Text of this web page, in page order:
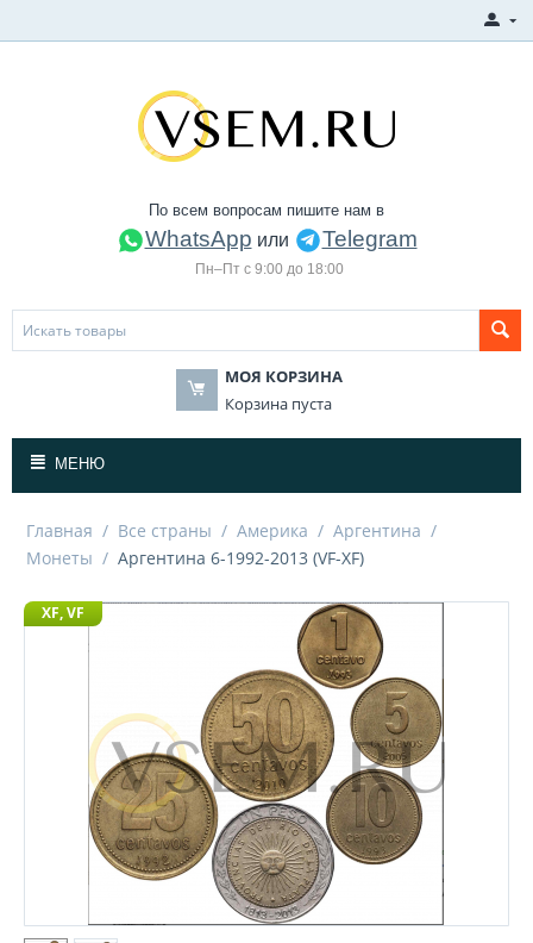
По всем вопросам пишите нам в
WhatsApp или Telegram
Пн–Пт с 9:00 до 18:00
МОЯ КОРЗИНА
Корзина пуста
МЕНЮ
Главная / Все страны / Америка / Аргентина /
Монеты / Аргентина 6-1992-2013 (VF-XF)
XF, VF